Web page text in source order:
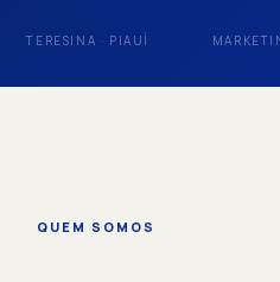
TERESINA · PIAUÍ
QUEM SOMOS